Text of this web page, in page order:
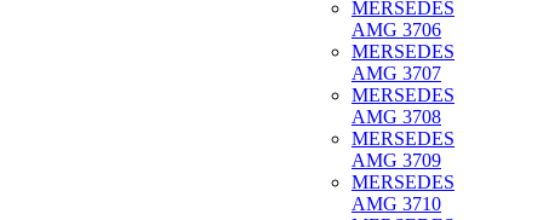
MERSEDES
AMG 3706
MERSEDES
AMG 3707
MERSEDES
AMG 3708
MERSEDES
AMG 3709
MERSEDES
AMG 3710